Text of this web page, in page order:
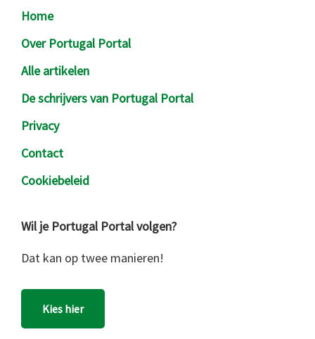
Footer
Home
Over Portugal Portal
Alle artikelen
De schrijvers van Portugal Portal
Privacy
Contact
Cookiebeleid
Wil je Portugal Portal volgen?
Dat kan op twee manieren!
Kies hier